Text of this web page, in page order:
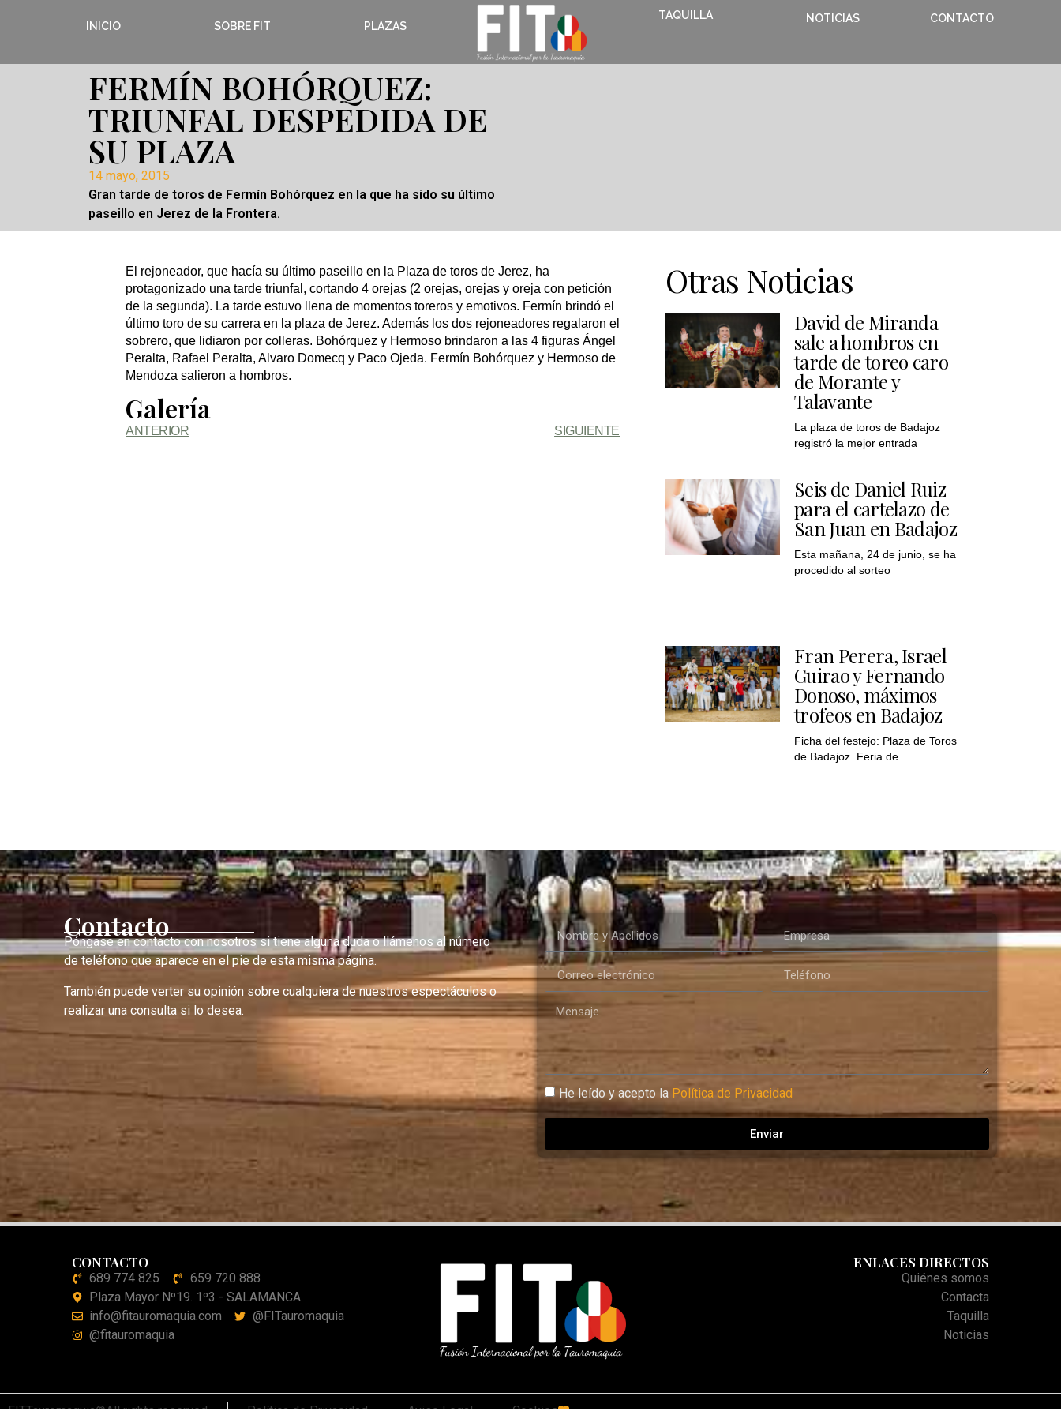
INICIO SOBRE FIT PLAZAS
TAQUILLA NOTICIAS CONTACTO
FERMÍN BOHÓRQUEZ:
TRIUNFAL DESPEDIDA DE
SU PLAZA
14 mayo, 2015
Gran tarde de toros de Fermín Bohórquez en la que ha sido su último
paseillo en Jerez de la Frontera.
El rejoneador, que hacía su último paseillo en la Plaza de toros de Jerez, ha
protagonizado una tarde triunfal, cortando 4 orejas (2 orejas, orejas y oreja con petición
de la segunda). La tarde estuvo llena de momentos toreros y emotivos. Fermín brindó el
último toro de su carrera en la plaza de Jerez. Además los dos rejoneadores regalaron el
sobrero, que lidiaron por colleras. Bohórquez y Hermoso brindaron a las 4 figuras Ángel
Peralta, Rafael Peralta, Alvaro Domecq y Paco Ojeda. Fermín Bohórquez y Hermoso de
Mendoza salieron a hombros.
Galería
ANTERIOR SIGUIENTE
Otras Noticias
David de Miranda
sale a hombros en
tarde de toreo caro
de Morante y
Talavante
La plaza de toros de Badajoz
registró la mejor entrada
Seis de Daniel Ruiz
para el cartelazo de
San Juan en Badajoz
Esta mañana, 24 de junio, se ha
procedido al sorteo
Fran Perera, Israel
Guirao y Fernando
Donoso, máximos
trofeos en Badajoz
Ficha del festejo: Plaza de Toros
de Badajoz. Feria de
Contacto
Póngase en contacto con nosotros si tiene alguna duda o llámenos al número
de teléfono que aparece en el pie de esta misma página.
También puede verter su opinión sobre cualquiera de nuestros espectáculos o
realizar una consulta si lo desea.
He leído y acepto la Política de Privacidad
Enviar
CONTACTO
689 774 825
659 720 888
Plaza Mayor Nº19. 1º3 - SALAMANCA
info@fitauromaquia.com
@FITauromaquia
@fitauromaquia
ENLACES DIRECTOS
Quiénes somos
Contacta
Taquilla
Noticias
FITTauromaquia©All rights reserved Política de Privacidad Aviso Legal Cookies